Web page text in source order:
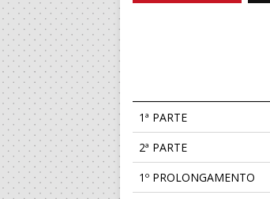
1ª PARTE
2ª PARTE
1º PROLONGAMENTO